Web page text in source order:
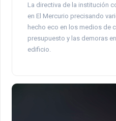
La directiva de la institución
en El Mercurio precisando
hecho eco en los medios de
presupuesto y las demoras
edificio.